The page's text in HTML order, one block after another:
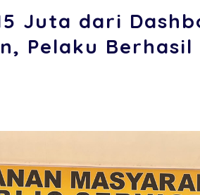
Juta dari
Pelaku